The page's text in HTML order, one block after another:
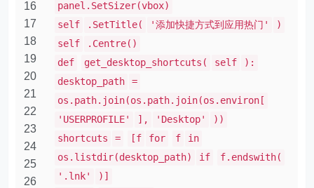
16
17
18
19
20
21
22
23
24
25
26
panel.SetSizer(vbox)
self
.SetTitle( '添加快捷方式到应用热门'
)
self
.Centre()
def
get_desktop_shortcuts( self
):
desktop_path
=
os.path.join(os.path.join(os.environ[
'USERPROFILE'
], 'Desktop'
))
shortcuts
= [f for f
in
os.listdir(desktop_path)
if
f.endswith(
'.lnk'
)]